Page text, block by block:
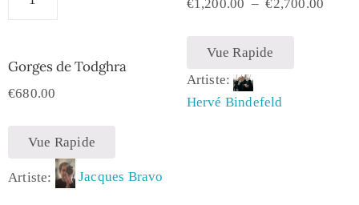
Gorges de Todghra
€680.00
Vue Rapide
Artiste: Jacques Bravo
€1,200.00 – €2,700.00
Vue Rapide
Artiste:
Hervé Bindefeld